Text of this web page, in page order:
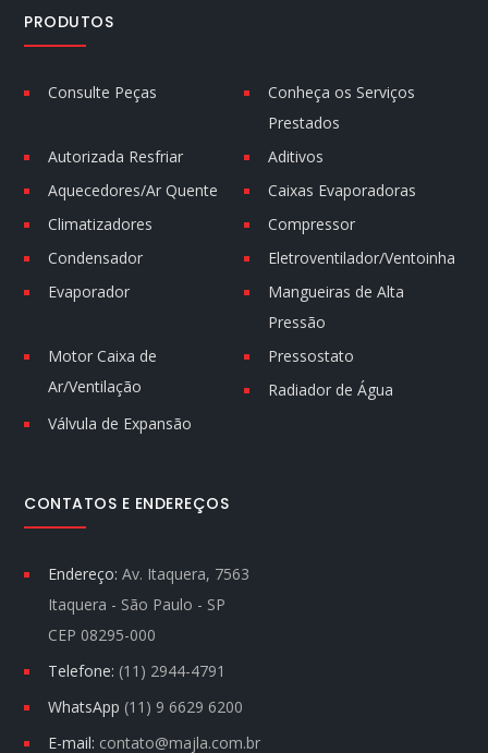
PRODUTOS
Consulte Peças
Conheça os Serviços
Prestados
Autorizada Resfriar
Aditivos
Aquecedores/Ar Quente
Caixas Evaporadoras
Climatizadores
Compressor
Condensador
Eletroventilador/Ventoinha
Evaporador
Mangueiras de Alta
Pressão
Motor Caixa de
Ar/Ventilação
Pressostato
Radiador de Água
Válvula de Expansão
CONTATOS E ENDEREÇOS
Endereço: Av. Itaquera, 7563
Itaquera - São Paulo - SP
CEP 08295-000
Telefone: (11) 2944-4791
WhatsApp (11) 9 6629 6200
E-mail: contato@majla.com.br